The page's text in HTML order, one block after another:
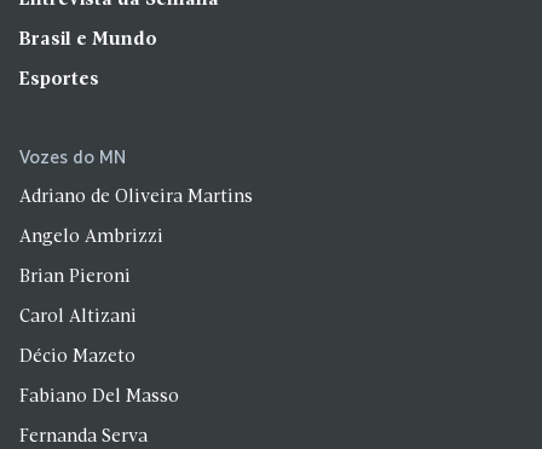
Brasil e Mundo
Esportes
Vozes do MN
Adriano de Oliveira Martins
Angelo Ambrizzi
Brian Pieroni
Carol Altizani
Décio Mazeto
Fabiano Del Masso
Fernanda Serva